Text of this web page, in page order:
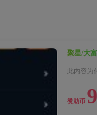
聚星/大
此内容为
赞助币